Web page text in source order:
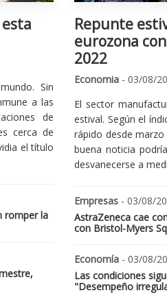
Sin
a las
de
cerca de
el título
romper la
Repunte
eurozona
2022
Economia - 03/08/
El sector
estival. Según el
rápido desde
buena noticia
desvanecerse a
Empresas - 03/08/
AstraZeneca cae
con Bristol-Myers
Economía - 03/08/
Las condiciones
"Desempeño